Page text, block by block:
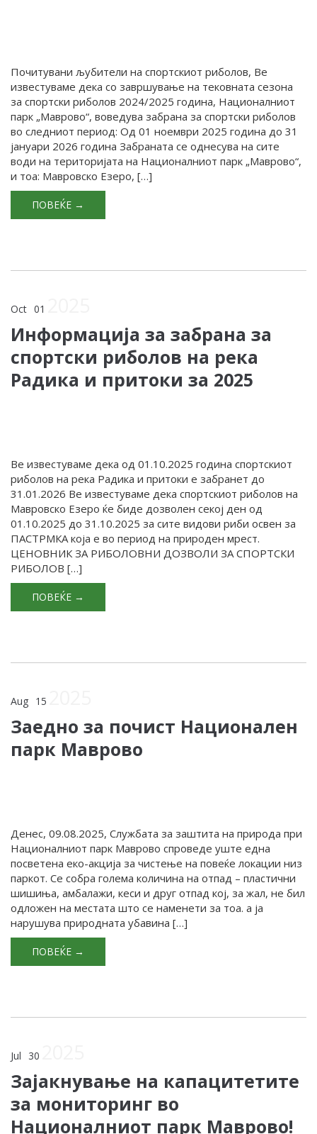
Почитувани љубители на спортскиот риболов, Ве
известуваме дека со завршување на тековната сезона
за спортски риболов 2024/2025 година, Националниот
парк „Маврово“, воведува забрана за спортски риболов
во следниот период: Од 01 ноември 2025 година до 31
јануари 2026 година Забраната се однесува на сите
води на територијата на Националниот парк „Маврово“,
и тоа: Мавровско Езеро, […]
ПОВЕЌЕ →
Oct 01
Информација за забрана за
спортски риболов на река
Радика и притоки за 2025
Ве известуваме дека од 01.10.2025 година спортскиот
риболов на река Радика и притоки е забранет до
31.01.2026 Ве известуваме дека спортскиот риболов на
Мавровско Езеро ќе биде дозволен секој ден од
01.10.2025 до 31.10.2025 за сите видови риби освен за
ПАСТРМКА која е во период на природен мрест.
ЦЕНОВНИК ЗА РИБОЛОВНИ ДОЗВОЛИ ЗА СПОРТСКИ
РИБОЛОВ […]
ПОВЕЌЕ →
Aug 15
Заедно за почист Национален
парк Маврово
Денес, 09.08.2025, Службата за заштита на природа при
Националниот парк Маврово спроведе уште една
посветена еко-акција за чистење на повеќе локации низ
паркот. Се собра голема количина на отпад – пластични
шишиња, амбалажи, кеси и друг отпад кој, за жал, не бил
одложен на местата што се наменети за тоа. а ја
нарушува природната убавина […]
ПОВЕЌЕ →
Jul 30
Зајакнување на капацитетите
за мониторинг во
Националниот парк Маврово!